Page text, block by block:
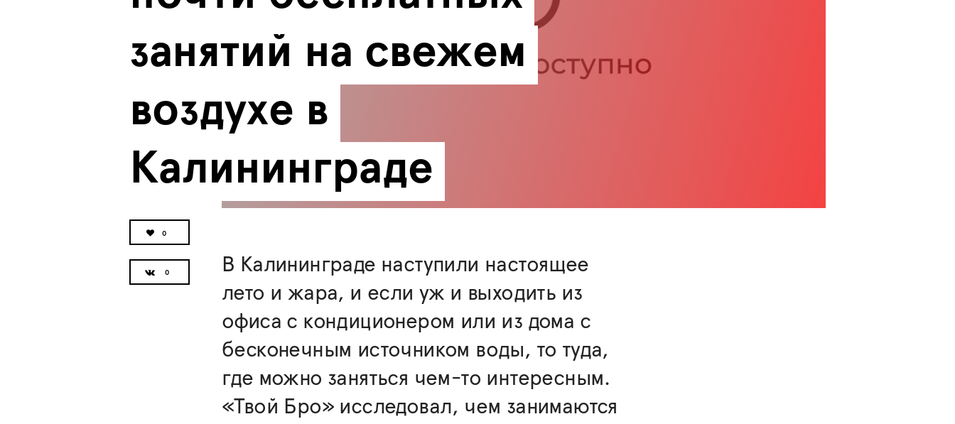
занятий на свежем
воздухе в
Калининграде
0
В Калининграде наступили настоящее
лето и жара, и если уж и выходить из
офиса с кондиционером или из дома с
бесконечным источником воды, то туда,
где можно заняться чем-то интересным.
«Твой Бро» исследовал, чем занимаются